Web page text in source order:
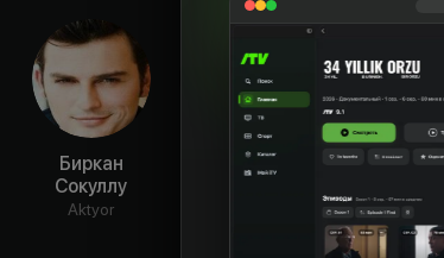
Биркан
Сокуллу
Aktyor
Селим
Усхан Чакыр